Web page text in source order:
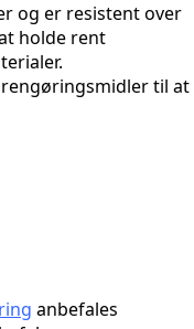
og er resistent over
holde rent
til at
anbefales